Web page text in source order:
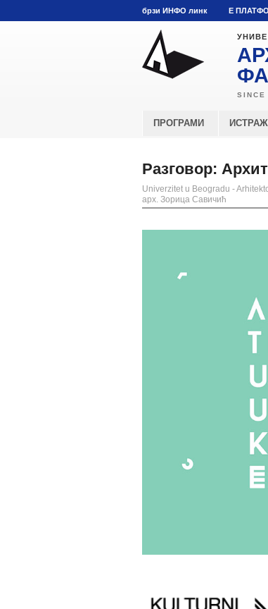
брзи ИНФО линк E
ПРОГРАМИ
Разговор:
Univerzitet u Beogradu -
арх. Зорица Савичић